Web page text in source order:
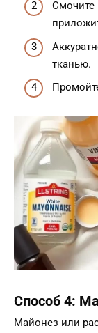
Смочите
тканью.
Способ 4:
Майонез или